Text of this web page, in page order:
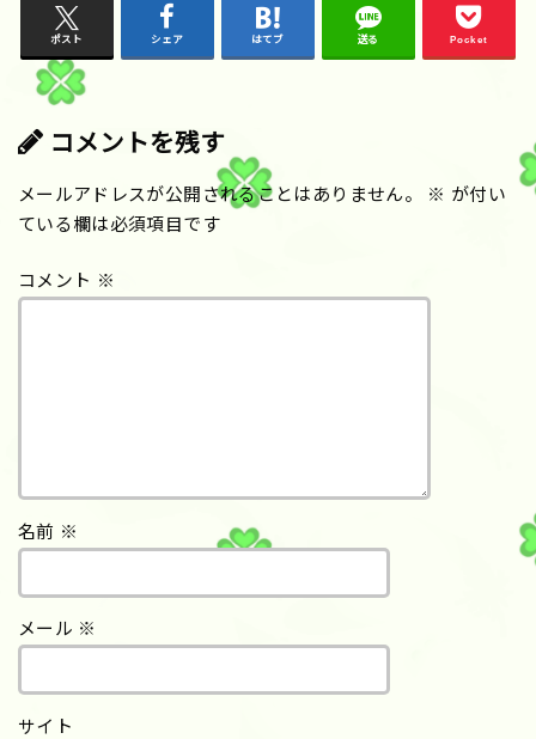
ポスト シェア はてブ 送る Pocket
コメントを残す
メールアドレスが公開されることはありません。 ※ が付い
ている欄は必須項目です
コメント ※
名前 ※
メール ※
サイト